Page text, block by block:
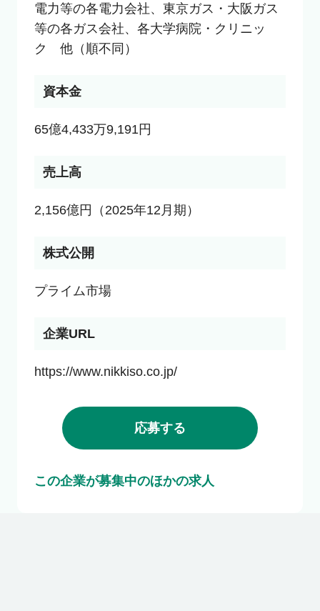
電力等の各電力会社、東京ガス・大阪ガス
等の各ガス会社、各大学病院・クリニッ
ク　他（順不同）
資本金
65億4,433万9,191円
売上高
2,156億円（2025年12月期）
株式公開
プライム市場
企業URL
https://www.nikkiso.co.jp/
応募する
この企業が募集中のほかの求人